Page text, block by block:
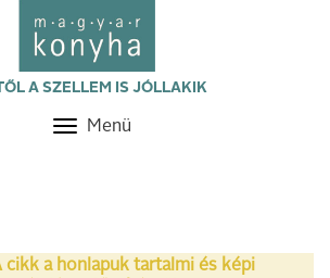
A SZELLEM IS JÓLLAKIK
Toggle
Menü
cikk a honlapuk tartalmi és képi